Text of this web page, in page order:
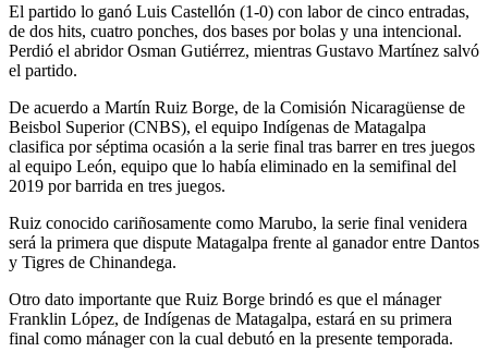
El partido lo ganó Luis Castellón (1-0) con labor de cinco entradas,
de dos hits, cuatro ponches, dos bases por bolas y una intencional.
Perdió el abridor Osman Gutiérrez, mientras Gustavo Martínez salvó
el partido.
De acuerdo a Martín Ruiz Borge, de la Comisión Nicaragüense de
Beisbol Superior (CNBS), el equipo Indígenas de Matagalpa
clasifica por séptima ocasión a la serie final tras barrer en tres juegos
al equipo León, equipo que lo había eliminado en la semifinal del
2019 por barrida en tres juegos.
Ruiz conocido cariñosamente como Marubo, la serie final venidera
será la primera que dispute Matagalpa frente al ganador entre Dantos
y Tigres de Chinandega.
Otro dato importante que Ruiz Borge brindó es que el mánager
Franklin López, de Indígenas de Matagalpa, estará en su primera
final como mánager con la cual debutó en la presente temporada.